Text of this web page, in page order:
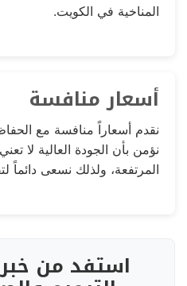
المناخية في الكويت.
أسعار منافسة
نقدم أسعاراً منافسة مع
نؤمن بأن الجودة العالية لا
المرتفعة، ولذلك نسعى دائماً
استفد من